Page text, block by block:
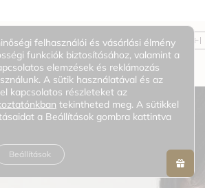
LEGÚJABB ALAPJÁN SZŰRŐ
felhasználói és vásárlási élmény
funkciók biztosításához, valamint a
elemzések és reklámozás
A sütik használatával és az
kapcsolatos részleteket az
tekintheted meg. A sütikkel
a Beállítások gombra kattintva
Beállítások